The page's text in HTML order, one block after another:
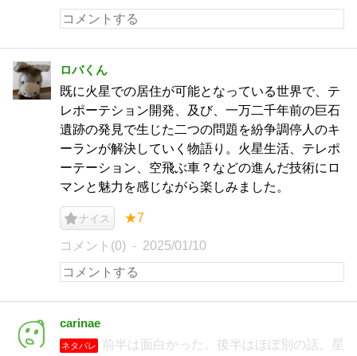
ロバくん
既に火星での居住が可能となっている世界で、テ
レポーテション開発、及び、一万二千年前の巨石
遺跡の発見で生じた二つの問題を紛争調停人のキ
ーランが解決していく物語り。火星生活、テレポ
ーテーション、空飛ぶ車？などの進んだ技術にロ
マンと魅力を感じながら楽しみました。
ナイス ★7
コメント(0) 2025/01/10
carinae
ネタバレ
前半は面白かった。後半はほぼ別の話。星